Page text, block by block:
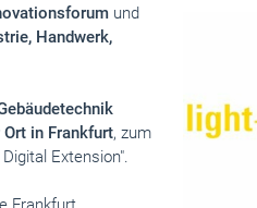
und
Handwerk,
in Frankfurt, zum
Extension".